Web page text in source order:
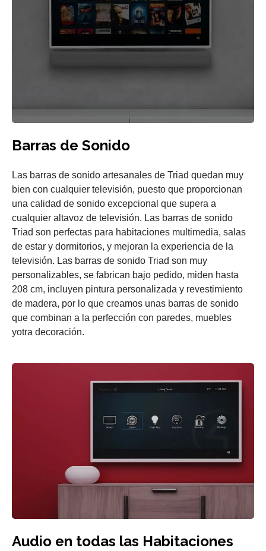
Barras de Sonido
Las barras de sonido artesanales de Triad quedan muy
bien con cualquier televisión, puesto que proporcionan
una calidad de sonido excepcional que supera a
cualquier altavoz de televisión. Las barras de sonido
Triad son perfectas para habitaciones multimedia, salas
de estar y dormitorios, y mejoran la experiencia de la
televisión. Las barras de sonido Triad son muy
personalizables, se fabrican bajo pedido, miden hasta
208 cm, incluyen pintura personalizada y revestimiento
de madera, por lo que creamos unas barras de sonido
que combinan a la perfección con paredes, muebles
yotra decoración.
Audio en todas las Habitaciones